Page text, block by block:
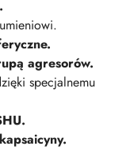
agresorów.
specjalnemu